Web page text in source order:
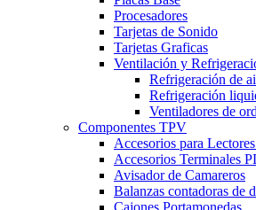
Procesadores
Tarjetas de Sonido
Tarjetas Graficas
Ventilación y
Refrigeración de
Refrigeración
Ventiladores de
Componentes TPV
Accesorios para
Accesorios Terminales
Avisador de Camareros
Balanzas contadoras de
Cajones Portamonedas